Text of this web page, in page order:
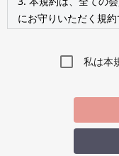
私は本